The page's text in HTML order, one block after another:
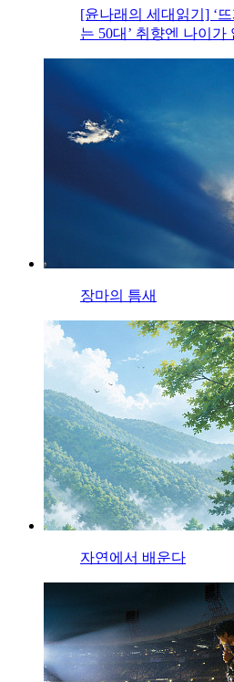
[윤나래의 세대읽기] ‘
는 50대’ 취향엔 나이가
장마의 틈새
자연에서 배운다